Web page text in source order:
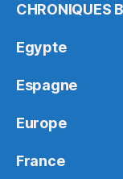
CHRONIQUES
Egypte
Espagne
Europe
France